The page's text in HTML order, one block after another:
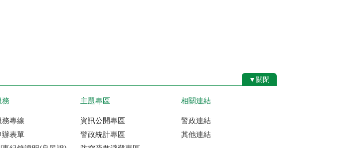
▼關閉
務
專線
辦表單
主題專區
資訊公開專區
警政統計專區
相關連結
警政連結
其他連結